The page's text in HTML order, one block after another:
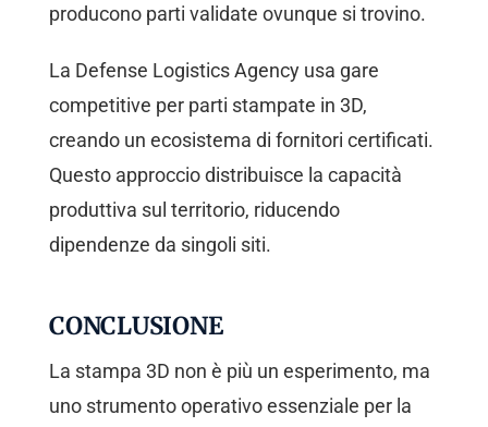
producono parti validate ovunque si trovino.
La Defense Logistics Agency usa gare
competitive per parti stampate in 3D,
creando un ecosistema di fornitori certificati.
Questo approccio distribuisce la capacità
produttiva sul territorio, riducendo
dipendenze da singoli siti.
CONCLUSIONE
La stampa 3D non è più un esperimento, ma
uno strumento operativo essenziale per la